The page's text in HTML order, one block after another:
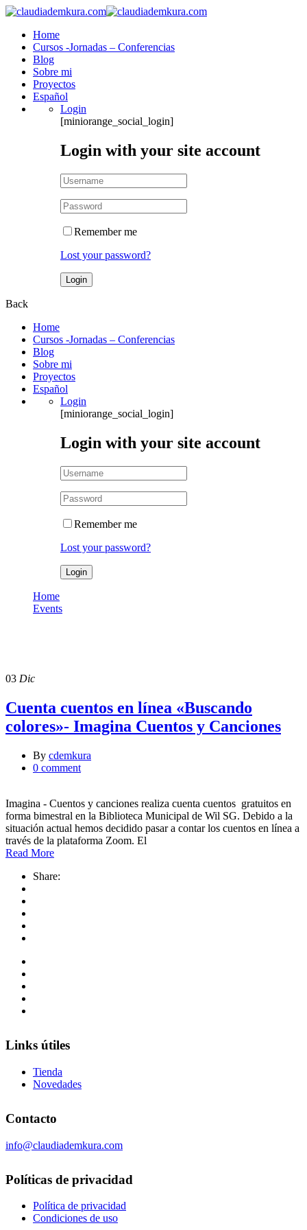
Home
Cursos -Jornadas – Conferencias
Blog
Sobre mi
Proyectos
Español
Login
[miniorange_social_login]
Login with your site account
Remember me
Lost your password?
Back
Home
Cursos -Jornadas – Conferencias
Blog
Sobre mi
Proyectos
Español
Login
[miniorange_social_login]
Login with your site account
Remember me
Lost your password?
Home
Events
03 Dic
Cuenta cuentos en línea «Buscando
colores»- Imagina Cuentos y Canciones
By cdemkura
0 comment
Imagina - Cuentos y canciones realiza cuenta cuentos gratuitos en
forma bimestral en la Biblioteca Municipal de Wil SG. Debido a la
situación actual hemos decidido pasar a contar los cuentos en línea a
través de la plataforma Zoom. El
Read More
Share:
Links útiles
Tienda
Novedades
Contacto
info@claudiademkura.com
Políticas de privacidad
Política de privacidad
Condiciones de uso